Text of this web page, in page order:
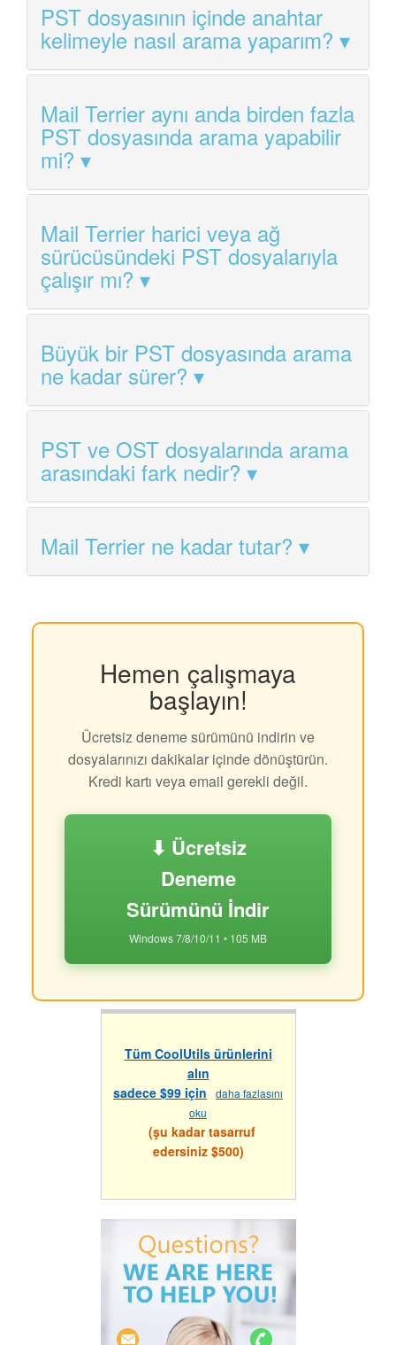
PST dosyasının içinde anahtar
kelimeyle nasıl arama yaparım?
Mail Terrier aynı anda birden fazla
PST dosyasında arama yapabilir
mi?
Mail Terrier harici veya ağ
sürücüsündeki PST dosyalarıyla
çalışır mı?
Büyük bir PST dosyasında arama
ne kadar sürer?
PST ve OST dosyalarında arama
arasındaki fark nedir?
Mail Terrier ne kadar tutar?
Hemen çalışmaya
başlayın!
Ücretsiz deneme sürümünü indirin ve
dosyalarınızı dakikalar içinde dönüştürün.
Kredi kartı veya email gerekli değil.
⬇ Ücretsiz
Deneme
Sürümünü İndir
Windows 7/8/10/11 • 105 MB
Tüm CoolUtils ürünlerini
alın
sadece $99 için
daha fazlasını
oku
(şu kadar tasarruf
edersiniz $500)